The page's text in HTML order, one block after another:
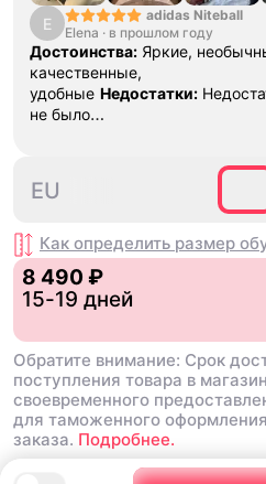
E
adidas Niteball
Elena · в прошлом году
Достоинства: Яркие,
качественные,
удобные Недостатки:
не было
EU
Как определить размер
8 490 ₽
15-19 дней
Обратите внимание: Срок
поступления товара в
своевременного
для таможенного
заказа. Подробнее.